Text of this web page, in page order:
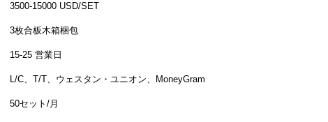
3500-15000 USD/SET
3枚合板木箱梱包
15-25 営業日
L/C、T/T、ウェスタン・ユニオン、MoneyGram
50セット/月